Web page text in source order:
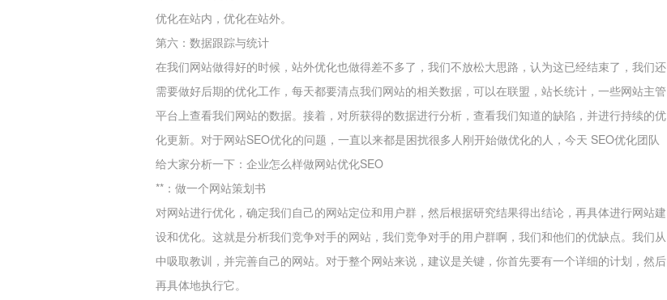
优化在站内，优化在站外。
第六：数据跟踪与统计
在我们网站做得好的时候，站外优化也做得差不多了，我们不放松大思路，认为这已经结束了，我们还
需要做好后期的优化工作，每天都要清点我们网站的相关数据，可以在联盟，站长统计，一些网站主管
平台上查看我们网站的数据。接着，对所获得的数据进行分析，查看我们知道的缺陷，并进行持续的优
化更新。 对于网站SEO优化的问题，一直以来都是困扰很多人刚开始做优化的人， 今天 SEO优化团队
给大家分析一下：企业怎么样做网站优化SEO
**：做一个网站策划书
对网站进行优化，确定我们自己的网站定位和用户群，然后根据研究结果得出结论，再具体进行网站建
设和优化。这就是分析我们竞争对手的网站，我们竞争对手的用户群啊，我们和他们的优缺点。我们从
中吸取教训，并完善自己的网站。对于整个网站来说，建议是关键，你首先要有一个详细的计划，然后
再具体地执行它。